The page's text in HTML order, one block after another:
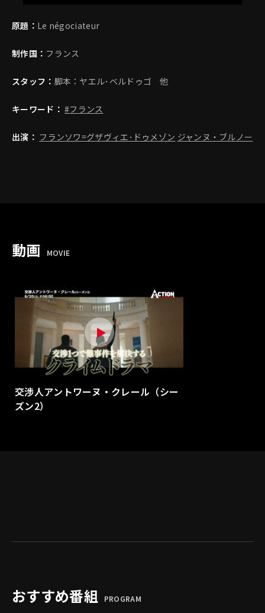
原題： Le négociateur
制作国： フランス
スタッフ： 脚本：ヤエル･ベルドゥゴ 他
キーワード： #フランス
出演： フランソワ=グザヴィエ･ドゥメゾン ジャンヌ・ブルノー
動画 MOVIE
交渉人アントワーヌ・クレール（シー
ズン2）
おすすめ番組 PROGRAM